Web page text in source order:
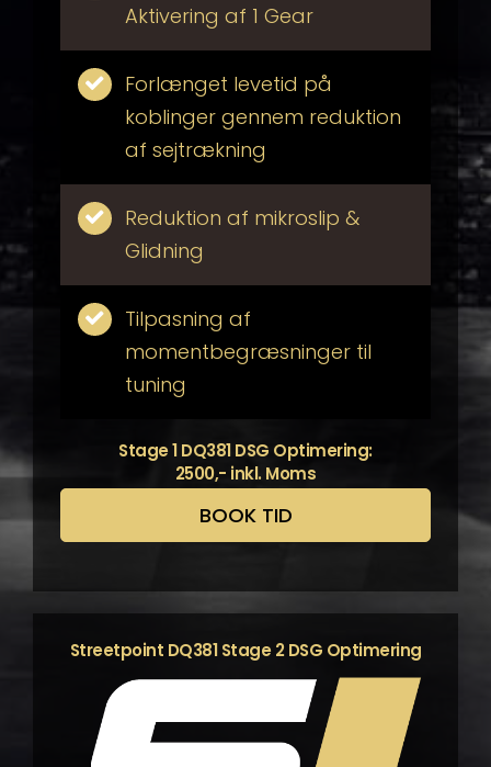
Aktivering af 1 Gear
Forlænget levetid på
koblinger gennem reduktion
af sejtrækning
Reduktion af mikroslip &
Glidning
Tilpasning af
momentbegræsninger til
tuning
Stage 1 DQ381 DSG Optimering:
2500,- inkl. Moms
BOOK TID
Streetpoint DQ381 Stage 2 DSG Optimering